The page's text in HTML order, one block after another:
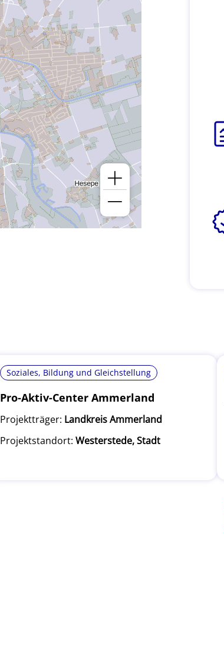
Soziales, Bildung und Gleichstellung
Pro-Aktiv-Center Ammerland
Projektträger: Landkreis Ammerland
Projektstandort: Westerstede, Stadt